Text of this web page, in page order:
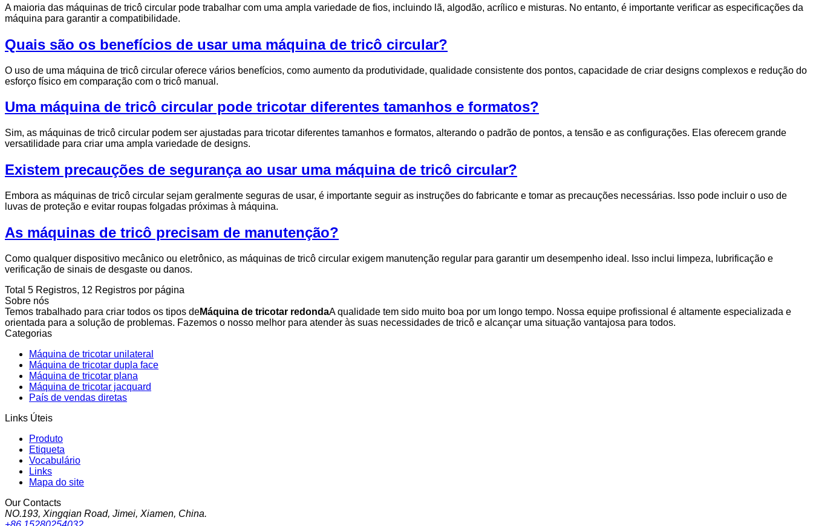
A maioria das máquinas de tricô circular pode trabalhar com uma ampla variedade de fios, incluindo lã, algodão, acrílico e misturas. No entanto, é importante verificar as especificações da
máquina para garantir a compatibilidade.
Quais são os benefícios de usar uma máquina de tricô circular?
O uso de uma máquina de tricô circular oferece vários benefícios, como aumento da produtividade, qualidade consistente dos pontos, capacidade de criar designs complexos e redução do
esforço físico em comparação com o tricô manual.
Uma máquina de tricô circular pode tricotar diferentes tamanhos e formatos?
Sim, as máquinas de tricô circular podem ser ajustadas para tricotar diferentes tamanhos e formatos, alterando o padrão de pontos, a tensão e as configurações. Elas oferecem grande
versatilidade para criar uma ampla variedade de designs.
Existem precauções de segurança ao usar uma máquina de tricô circular?
Embora as máquinas de tricô circular sejam geralmente seguras de usar, é importante seguir as instruções do fabricante e tomar as precauções necessárias. Isso pode incluir o uso de
luvas de proteção e evitar roupas folgadas próximas à máquina.
As máquinas de tricô precisam de manutenção?
Como qualquer dispositivo mecânico ou eletrônico, as máquinas de tricô circular exigem manutenção regular para garantir um desempenho ideal. Isso inclui limpeza, lubrificação e
verificação de sinais de desgaste ou danos.
Total 5 Registros, 12 Registros por página
Sobre nós
Temos trabalhado para criar todos os tipos deMáquina de tricotar redondaA qualidade tem sido muito boa por um longo tempo. Nossa equipe profissional é altamente especializada e
orientada para a solução de problemas. Fazemos o nosso melhor para atender às suas necessidades de tricô e alcançar uma situação vantajosa para todos.
Categorias
Máquina de tricotar unilateral
Máquina de tricotar dupla face
Máquina de tricotar plana
Máquina de tricotar jacquard
País de vendas diretas
Links Úteis
Produto
Etiqueta
Vocabulário
Links
Mapa do site
Our Contacts
NO.193, Xingqian Road, Jimei, Xiamen, China.